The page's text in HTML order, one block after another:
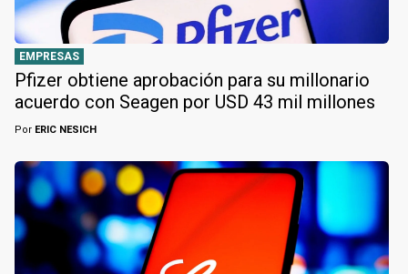
EMPRESAS
Pfizer obtiene aprobación para su millonario
acuerdo con Seagen por USD 43 mil millones
Por ERIC NESICH